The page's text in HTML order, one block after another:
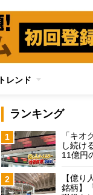
トレンド
ランキング
1
「キオ
し続け
11億円
2
【億り
銘柄】